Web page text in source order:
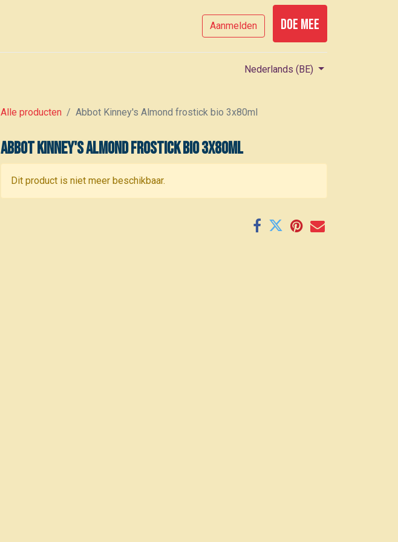
Aanmelden Doe mee
Nederlands (BE)
Alle producten Abbot Kinney's Almond frostick bio 3x80ml
Abbot Kinney's Almond frostick bio 3x80ml
Dit product is niet meer beschikbaar.